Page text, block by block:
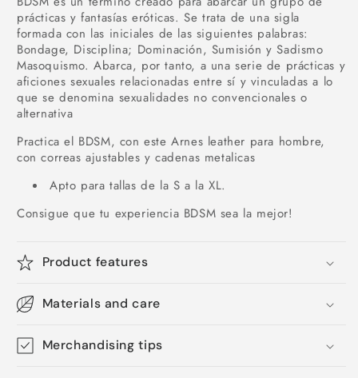
prácticas y fantasías eróticas. Se trata de una sigla
formada con las iniciales de las siguientes palabras:
Bondage, Disciplina; Dominación, Sumisión y Sadismo
Masoquismo. Abarca, por tanto, a una serie de prácticas y
aficiones sexuales relacionadas entre sí y vinculadas a lo
que se denomina sexualidades no convencionales o
alternativa
Practica el BDSM, con este Arnes leather para hombre,
con correas ajustables y cadenas metalicas
Apto para tallas de la S a la XL.
Consigue que tu experiencia BDSM sea la mejor!
Product features
Materials and care
Merchandising tips